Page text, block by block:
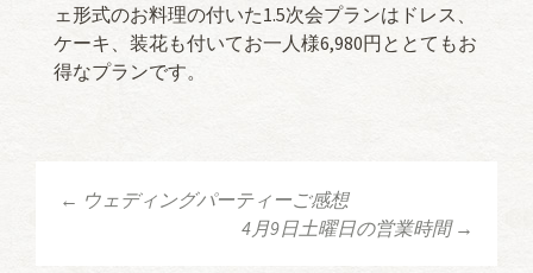
ェ形式のお料理の付いた1.5次会プランはドレス、
ケーキ、装花も付いてお一人様6,980円ととてもお
得なプランです。
投稿ナビゲーショ
← ウェディングパーティーご感想
4月9日土曜日の営業時間 →